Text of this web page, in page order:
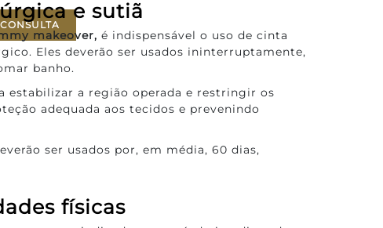
e sutiã
makeover, é indispensável o uso de cinta
Eles deverão ser usados ininterruptamente,
banho.
estabilizar a região operada e restringir os
adequada aos tecidos e prevenindo
ser usados por, em média, 60 dias,
físicas